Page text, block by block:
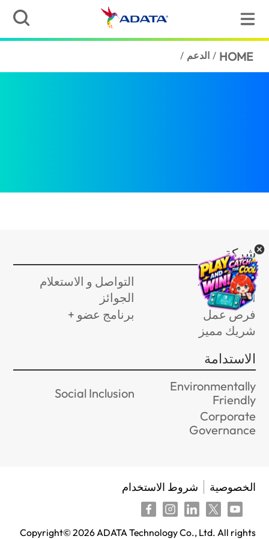
HOME
/ الدعم /
شركة
عن ADATA
التواصل و الاستعلام
الأخبار
الجوائز
فرص عمل
برنامج عضو +
شريك مميز
الاستدامة
Environmentally
Friendly
Social Inclusion
Corporate
Governance
Copyright©2026ADATA Technology Co., Ltd. All rights
الخصوصية شروط الاستخدام